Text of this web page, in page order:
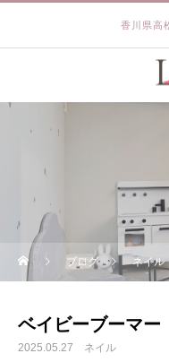
香川県高
ブログ ネイル
ベイビーブーマー
2025.05.27 ネイル